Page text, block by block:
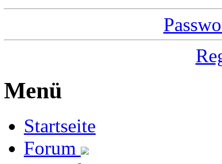
Menü
Startseite
Forum